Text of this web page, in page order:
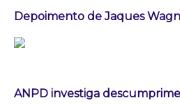
Depoimento de Jaques
ANPD investiga